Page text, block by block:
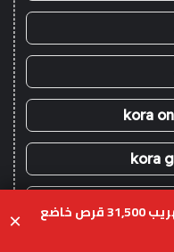
حرس الحدود بجازان يحبط تهريب 31,500 قرص خاضع ×